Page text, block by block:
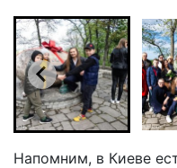
Напомним, в Киеве